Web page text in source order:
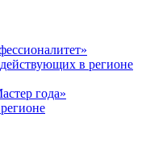
в регионе
года»